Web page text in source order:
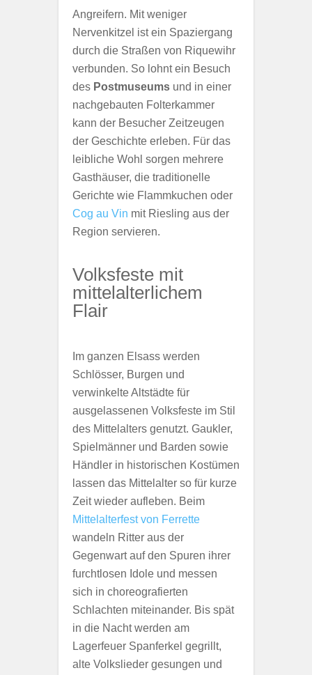
Angreifern. Mit weniger
Nervenkitzel ist ein Spaziergang
durch die Straßen von Riquewihr
verbunden. So lohnt ein Besuch
des Postmuseums und in einer
nachgebauten Folterkammer
kann der Besucher Zeitzeugen
der Geschichte erleben. Für das
leibliche Wohl sorgen mehrere
Gasthäuser, die traditionelle
Gerichte wie Flammkuchen oder
Cog au Vin mit Riesling aus der
Region servieren.
Volksfeste mit
mittelalterlichem
Flair
Im ganzen Elsass werden
Schlösser, Burgen und
verwinkelte Altstädte für
ausgelassenen Volksfeste im Stil
des Mittelalters genutzt. Gaukler,
Spielmänner und Barden sowie
Händler in historischen Kostümen
lassen das Mittelalter so für kurze
Zeit wieder aufleben. Beim
Mittelalterfest von Ferrette
wandeln Ritter aus der
Gegenwart auf den Spuren ihrer
furchtlosen Idole und messen
sich in choreografierten
Schlachten miteinander. Bis spät
in die Nacht werden am
Lagerfeuer Spanferkel gegrillt,
alte Volkslieder gesungen und